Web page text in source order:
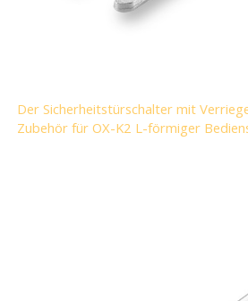
Der Sicherheitstürschalter mit
Zubehör für OX-K2 L-förmiger